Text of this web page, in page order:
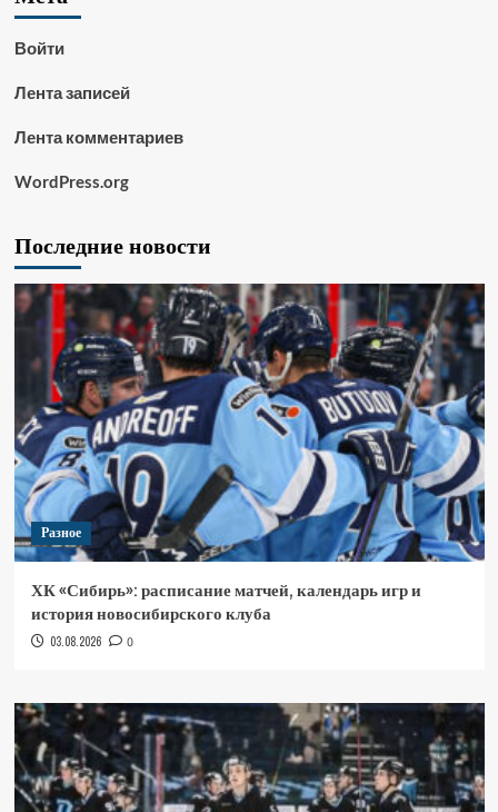
Войти
Лента записей
Лента комментариев
WordPress.org
Последние новости
Разное
ХК «Сибирь»: расписание матчей, календарь игр и
история новосибирского клуба
03.08.2026 0